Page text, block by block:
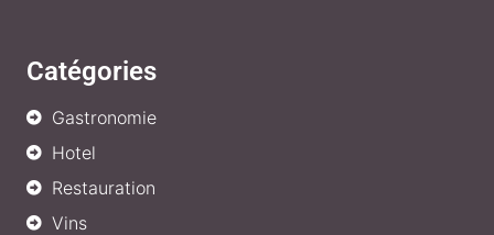
Catégories
Gastronomie
Hotel
Restauration
Vins